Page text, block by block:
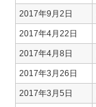
2017年9月2日
2017年4月22日
2017年4月8日
2017年3月26日
2017年3月5日